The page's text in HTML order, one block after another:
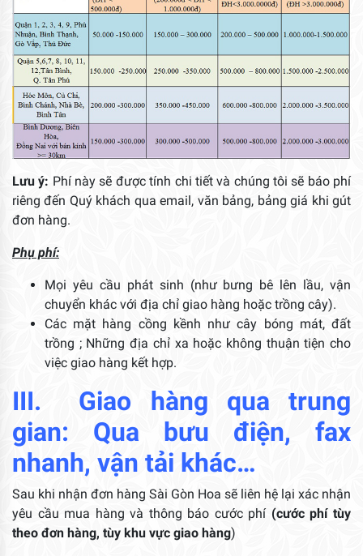
Lưu ý: Phí này sẽ được tính chi tiết và chúng tôi sẽ báo phí
riêng đến Quý khách qua email, văn bảng, bảng giá khi gút
đơn hàng.
Phụ phí:
Mọi yêu cầu phát sinh (như bưng bê lên lầu, vận
chuyển khác với địa chỉ giao hàng hoặc trồng cây).
Các mặt hàng cồng kềnh như cây bóng mát, đất
trồng ; Những địa chỉ xa hoặc không thuận tiện cho
việc giao hàng kết hợp.
III. Giao hàng qua trung
gian: Qua bưu điện, fax
nhanh, vận tải khác…
Sau khi nhận đơn hàng Sài Gòn Hoa sẽ liên hệ lại xác nhận
yêu cầu mua hàng và thông báo cước phí (cước phí tùy
theo đơn hàng, tùy khu vực giao hàng)